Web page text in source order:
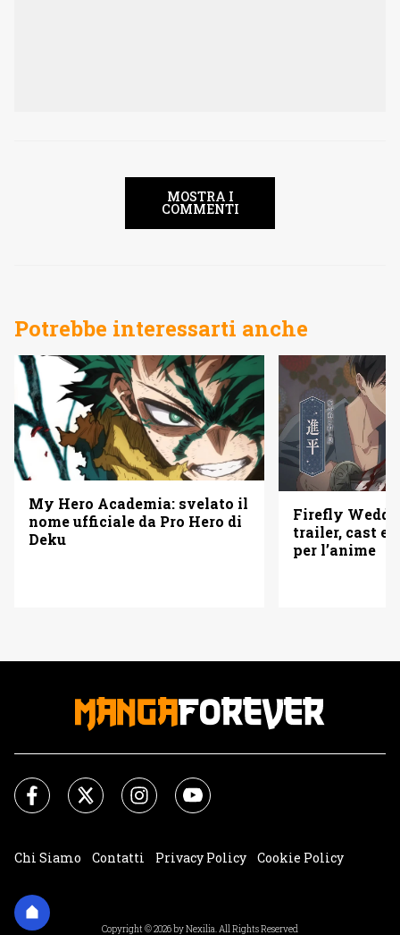
MOSTRA I
COMMENTI
Potrebbe interessarti anche
My Hero Academia: svelato il
nome ufficiale da Pro Hero di
Deku
Firefly
trailer, cast e
per l’anime
Chi Siamo Contatti Privacy Policy
Cookie Policy
Copyright © 2026 by Nexilia. All Rights Reserved